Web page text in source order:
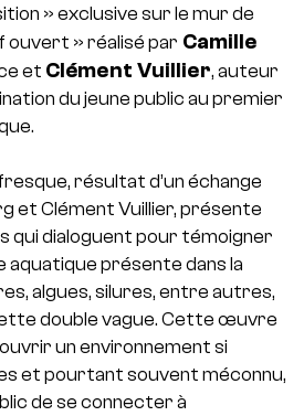
» exclusive sur le mur de
ouvert » réalisé par Camille
et Clément Vuillier, auteur
du jeune public au premier
résultat d’un échange
et Clément Vuillier, présente
qui dialoguent pour témoigner
aquatique présente dans la
algues, silures, entre autres,
double vague. Cette œuvre
un environnement si
et pourtant souvent méconnu,
de se connecter à